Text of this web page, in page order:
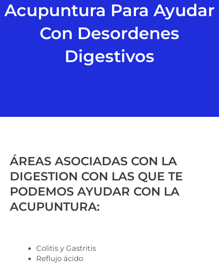
Acupuntura Para Ayudar
Con Desordenes
Digestivos
ÁREAS ASOCIADAS CON LA
DIGESTION CON LAS QUE TE
PODEMOS AYUDAR CON LA
ACUPUNTURA:
Colitis y Gastritis
Reflujo ácido